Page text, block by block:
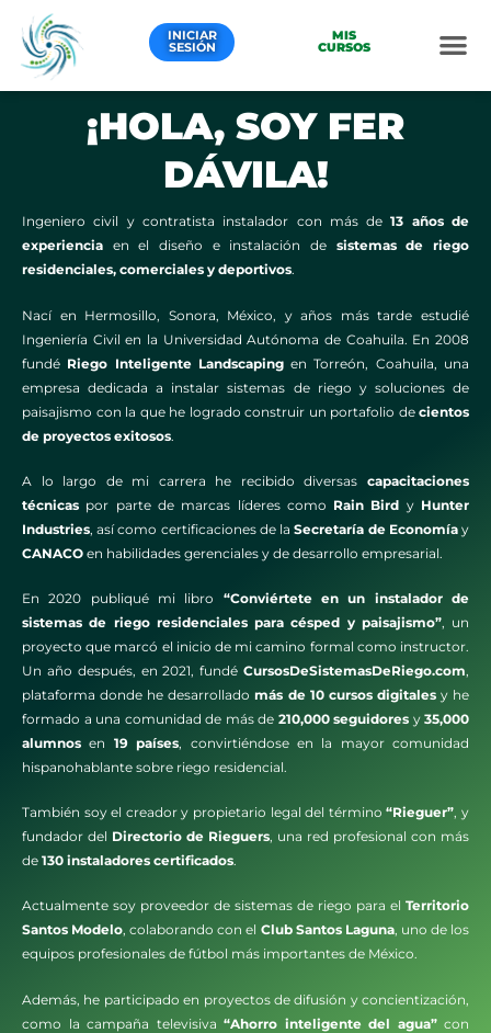
contenido
INICIAR
SESIÓN
MIS
CURSOS
¡HOLA, SOY FER
DÁVILA!
Ingeniero civil y contratista instalador con más de13 años de
experiencia en el diseño e instalación de sistemas de riego
residenciales, comerciales y deportivos.
Nací en Hermosillo, Sonora, México, y años más tarde estudié
Ingeniería Civil en la Universidad Autónoma de Coahuila. En 2008
fundé Riego Inteligente Landscapingen Torreón, Coahuila, una
empresa dedicada a instalar sistemas de riego y soluciones de
paisajismo con la que he logrado construir un portafolio de cientos
de proyectos exitosos.
A lo largo de mi carrera he recibido diversas capacitaciones
técnicas por parte de marcas líderes como Rain Bird y Hunter
Industries, así como certificaciones de laSecretaría de Economíay
CANACO en habilidades gerenciales y de desarrollo empresarial.
En 2020 publiqué mi libro “Conviértete en un instalador de
sistemas de riego residenciales para césped y paisajismo”, un
proyecto que marcó el inicio de mi camino formal como instructor.
Un año después, en 2021, fundé CursosDeSistemasDeRiego.com,
plataforma donde he desarrolladomás de 10 cursos digitalesy he
formado a una comunidad de más de 210,000 seguidores y 35,000
alumnos en 19 países, convirtiéndose en la mayor comunidad
hispanohablante sobre riego residencial.
También soy el creador y propietario legal del término“Rieguer”, y
fundador del Directorio de Rieguers, una red profesional con más
de 130 instaladores certificados.
Actualmente soy proveedor de sistemas de riego para el Territorio
Santos Modelo, colaborando con el Club Santos Laguna, uno de los
equipos profesionales de fútbol más importantes de México.
Además, he participado en proyectos de difusión y concientización,
como la campaña televisiva “Ahorro inteligente del agua”con